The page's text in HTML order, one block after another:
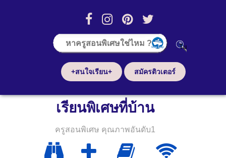
+สนใจเรียน+ สมัครติวเตอร์
เรียนพิเศษที่บ้าน
ครูสอนพิเศษ คุณภาพอันดับ1